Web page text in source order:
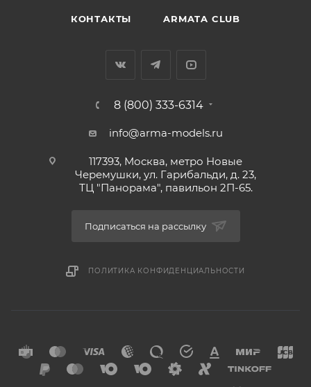
КОНТАКТЫ ARMATA CLUB
8 (800) 333-6314
info@arma-models.ru
117393, Москва, метро Новые
Черемушки, ул. Гарибальди, д. 23,
ТЦ "Панорама", павильон 2П-65.
Подписаться на рассылку
ПОЛИТИКА КОНФИДЕНЦИАЛЬНОСТИ